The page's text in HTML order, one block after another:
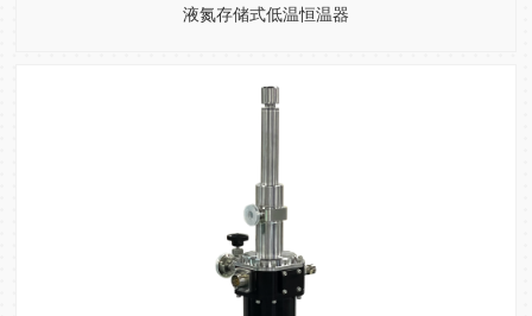
液氮存储式低温恒温器